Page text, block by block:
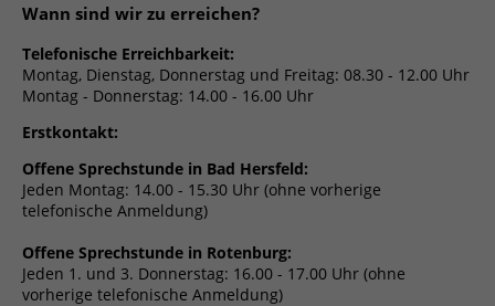
Wann sind wir zu erreichen?
Telefonische Erreichbarkeit:
Montag, Dienstag, Donnerstag und Freitag: 08.30 - 12.00 Uhr
Montag - Donnerstag: 14.00 - 16.00 Uhr
Erstkontakt:
Offene Sprechstunde in Bad Hersfeld:
Jeden Montag: 14.00 - 15.30 Uhr (ohne vorherige
telefonische Anmeldung)
Offene Sprechstunde in Rotenburg:
Jeden 1. und 3. Donnerstag: 16.00 - 17.00 Uhr (ohne
vorherige telefonische Anmeldung)